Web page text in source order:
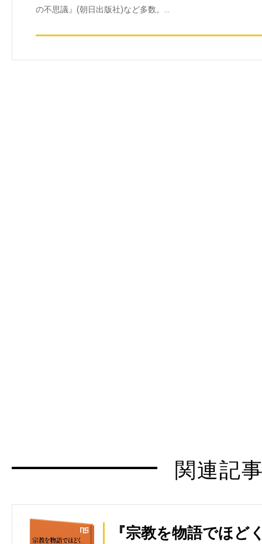
の不思議』(朝日出版社)など多数。…
関連記
『宗教を物語でほど